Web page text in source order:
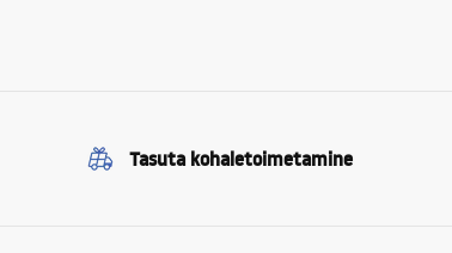
Tasuta kohaletoimetamine